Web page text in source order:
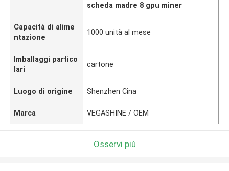
scheda madre 8 gpu miner
Capacità di alime
ntazione
1000 unità al mese
Imballaggi partico
lari
cartone
Luogo di origine Shenzhen Cina
Marca VEGASHINE / OEM
Osservi più